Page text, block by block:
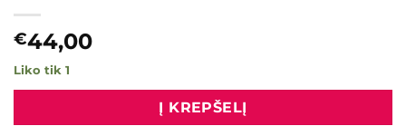
€44,00
Liko tik 1
Į KREPŠELĮ